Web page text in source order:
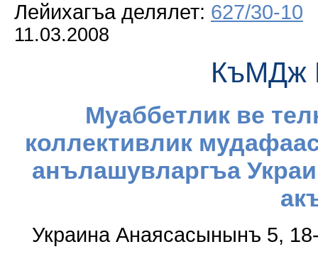
Лейихагъа делялет: 627/30-10
11.03.2008
КъМДж
Муаббетлик ве
коллективлик
анълашувларгъа
Украина Анаясасынынъ 5,